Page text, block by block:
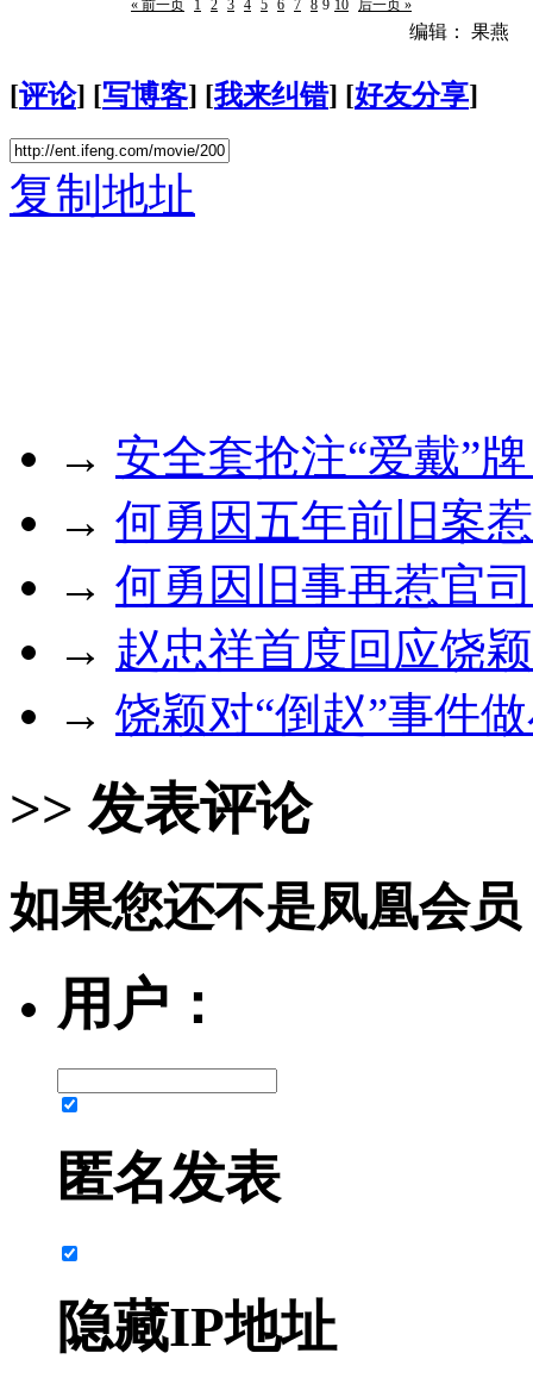
« 前一页 1 2 3 4 5 6 7 8 9 10 后一页 »
编辑： 果燕
[评论] [写博客] [我来纠错] [好友分享]
复制地址
→ 安全套抢注“爱戴”
→ 何勇因五年前旧案
→ 何勇因旧事再惹官
→ 赵忠祥首度回应饶
→ 饶颖对“倒赵”事件
>> 发表评论
如果您还不是凤凰会
用户：
匿名发表
隐藏IP地址